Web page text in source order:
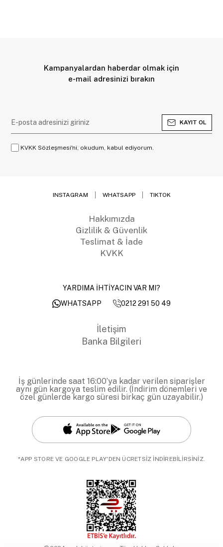
Kampanyalardan haberdar olmak için
e-mail adresinizi bırakın
KAYIT OL
KVKK Sözleşmesi'ni, okudum, kabul ediyorum.
INSTAGRAM WHATSAPP TIKTOK
Hakkımızda
Gizlilik & Güvenlik
Teslimat & İade
KVKK
YARDIMA İHTİYACIN VAR MI?
WHATSAPP
0212 291 50 49
İletişim
Banka Bilgileri
İş günlerinde saat 16:00’ya kadar verilen siparişler
aynı gün kargoya teslim edilir. (İndirim dönemleri ve
özel günlerde kargo süresi birkaç gün uzayabilir.)
*APP STORE VE GOOGLE PLAY'DEN ÜCRETSİZ İNDİREBİLİRSİNİZ.